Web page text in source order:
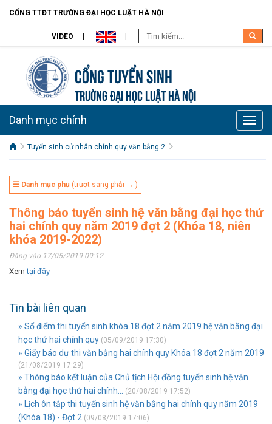
CỔNG TTĐT TRƯỜNG ĐẠI HỌC LUẬT HÀ NỘI
VIDEO
Cổng tuyển sinh
TRƯỜNG ĐẠI HỌC LUẬT HÀ NỘI
Toggle
Danh mục chính
Tuyển sinh cử nhân chính quy văn bằng 2
☰ Danh mục phụ (trượt sang phải → )
Thông báo tuyển sinh hệ văn bằng đại học thứ
hai chính quy năm 2019 đợt 2 (Khóa 18, niên
khóa 2019-2022)
Đăng vào 17/05/2019 09:12
Xemtại đây
Tin bài liên quan
» Sổ điểm thi tuyển sinh khóa 18 đợt 2 năm 2019 hệ văn bằng đại
học thứ hai chính quy (05/09/2019 17:30)
» Giấy báo dự thi văn bằng hai chính quy Khóa 18 đợt 2 năm 2019
(21/08/2019 17:29)
» Thông báo kết luận của Chủ tịch Hội đồng tuyển sinh hệ văn
bằng đại học thứ hai chính...
(20/08/2019 17:52)
» Lịch ôn tập thi tuyển sinh hệ văn bằng hai chính quy năm 2019
(Khóa 18) - Đợt 2 (09/08/2019 17:06)